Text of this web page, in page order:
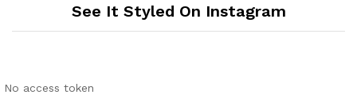
See It Styled On Instagram
No access token